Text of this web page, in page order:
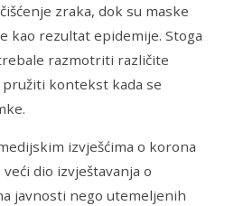
zraka, dok su maske
kao rezultat epidemije. Stoga
razmotriti različite
pružiti kontekst kada se
izvješćima o korona
dio izvještavanja o
javnosti nego utemeljenih